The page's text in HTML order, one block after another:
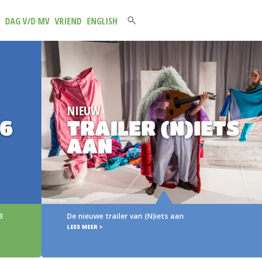
DAG V/D MV VRIEND ENGLISH
NIEUW
TRAILER (N)IETS
AAN
De nieuwe trailer van (N)iets aan
LEES MEER >